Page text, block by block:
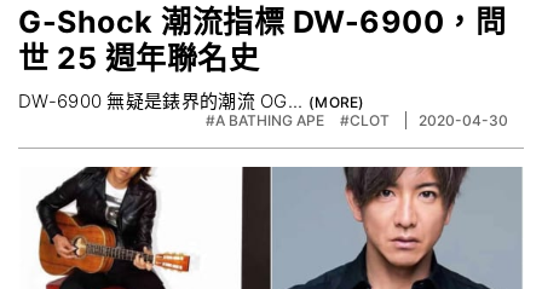
G-Shock 潮流指標 DW-6900，問
世 25 週年聯名史
DW-6900 無疑是錶界的潮流 OG...
#A BATHING APE #CLOT 2020-04-30